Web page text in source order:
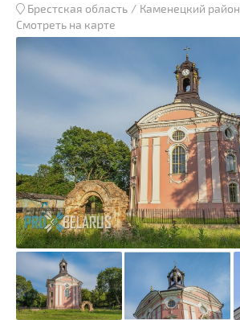
Замки и дворцы
Гражданская архитектура
Спортивные сооружения
Производства
Ратуши
Родовые усадьбы
Садово-парковая архитектура
Национальные парки и заказники
Озера и водоемы
Памятники
Брестская область Каменецкий район
Смотреть на карте